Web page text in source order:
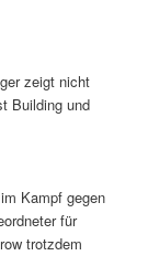
zeigt nicht
Building und
Kampf gegen
für
trotzdem